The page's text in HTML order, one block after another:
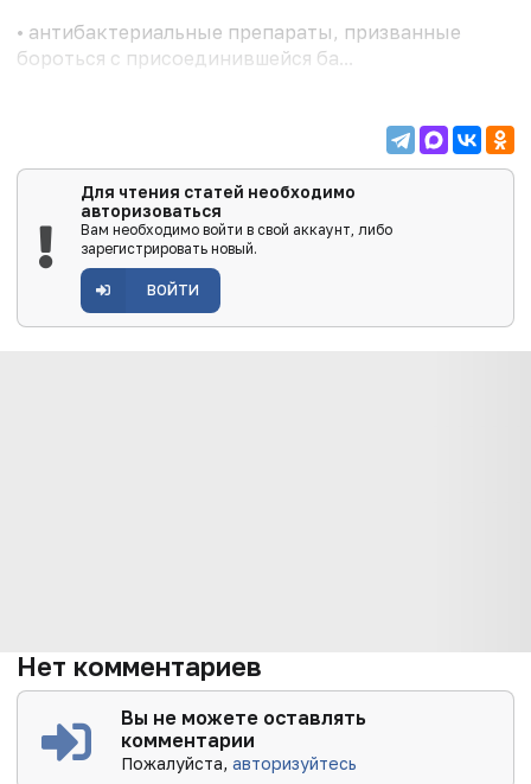
• антибактериальные препараты, призванные
бороться с присоединившейся ба...
Для чтения статей необходимо
авторизоваться
Вам необходимо войти в свой аккаунт, либо
зарегистрировать новый.
ВОЙТИ
Нет комментариев
Вы не можете оставлять
комментарии
Пожалуйста,авторизуйтесь